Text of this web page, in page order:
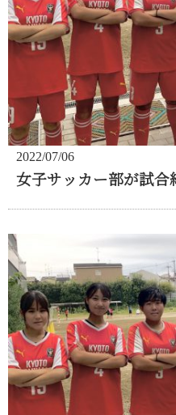
2022/07/06
女子サッカー部が試合